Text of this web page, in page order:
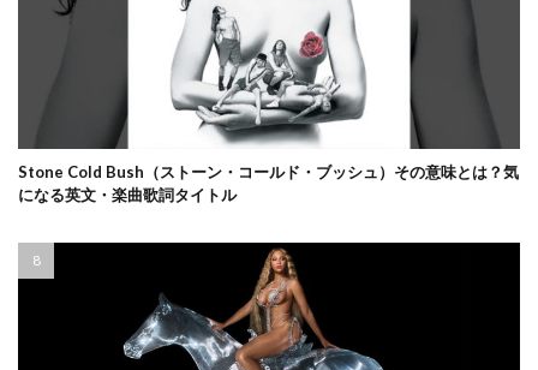
Stone Cold Bush（ストーン・コールド・ブッシュ）その意味とは？気
になる英文・楽曲歌詞タイトル